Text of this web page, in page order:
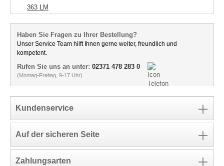
363 LM
Haben Sie Fragen zu Ihrer Bestellung?
Unser Service Team hilft Ihnen gerne weiter, freundlich und
kompetent.
Rufen Sie uns an unter: 02371 478 283 0
(Montag-Freitag, 9-17 Uhr)
Kundenservice
Auf der sicheren Seite
Zahlungsarten